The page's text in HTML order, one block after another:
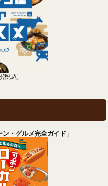
(税込)
ン・グルメ完全ガイド」